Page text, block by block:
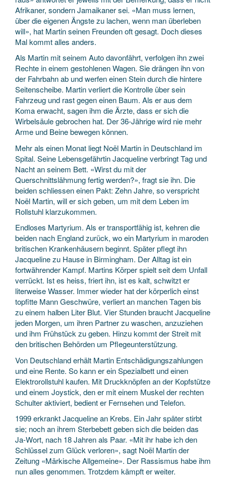
Afrikaner, sondern Jamaikaner sei. «Man muss lernen,
über die eigenen Ängste zu lachen, wenn man überleben
will», hat Martin seinen Freunden oft gesagt. Doch dieses
Mal kommt alles anders.
Als Martin mit seinem Auto davonfährt, verfolgen ihn zwei
Rechte in einem gestohlenen Wagen. Sie drängen ihn von
der Fahrbahn ab und werfen einen Stein durch die hintere
Seitenscheibe. Martin verliert die Kontrolle über sein
Fahrzeug und rast gegen einen Baum. Als er aus dem
Koma erwacht, sagen ihm die Ärzte, dass er sich die
Wirbelsäule gebrochen hat. Der 36-Jährige wird nie mehr
Arme und Beine bewegen können.
Mehr als einen Monat liegt Noël Martin in Deutschland im
Spital. Seine Lebensgefährtin Jacqueline verbringt Tag und
Nacht an seinem Bett. «Wirst du mit der
Querschnittslähmung fertig werden?», fragt sie ihn. Die
beiden schliessen einen Pakt: Zehn Jahre, so verspricht
Noël Martin, will er sich geben, um mit dem Leben im
Rollstuhl klarzukommen.
Endloses Martyrium. Als er transportfähig ist, kehren die
beiden nach England zurück, wo ein Martyrium in maroden
britischen Krankenhäusern beginnt. Später pflegt ihn
Jacqueline zu Hause in Birmingham. Der Alltag ist ein
fortwährender Kampf. Martins Körper spielt seit dem Unfall
verrückt. Ist es heiss, friert ihn, ist es kalt, schwitzt er
literweise Wasser. Immer wieder hat der körperlich einst
topfitte Mann Geschwüre, verliert an manchen Tagen bis
zu einem halben Liter Blut. Vier Stunden braucht Jacqueline
jeden Morgen, um ihren Partner zu waschen, anzuziehen
und ihm Frühstück zu geben. Hinzu kommt der Streit mit
den britischen Behörden um Pflegeunterstützung.
Von Deutschland erhält Martin Entschädigungszahlungen
und eine Rente. So kann er ein Spezialbett und einen
Elektrorollstuhl kaufen. Mit Druckknöpfen an der Kopfstütze
und einem Joystick, den er mit einem Muskel der rechten
Schulter aktiviert, bedient er Fernsehen und Telefon.
1999 erkrankt Jacqueline an Krebs. Ein Jahr später stirbt
sie; noch an ihrem Sterbebett geben sich die beiden das
Ja-Wort, nach 18 Jahren als Paar. «Mit ihr habe ich den
Schlüssel zum Glück verloren», sagt Noël Martin der
Zeitung «Märkische Allgemeine». Der Rassismus habe ihm
nun alles genommen. Trotzdem kämpft er weiter.